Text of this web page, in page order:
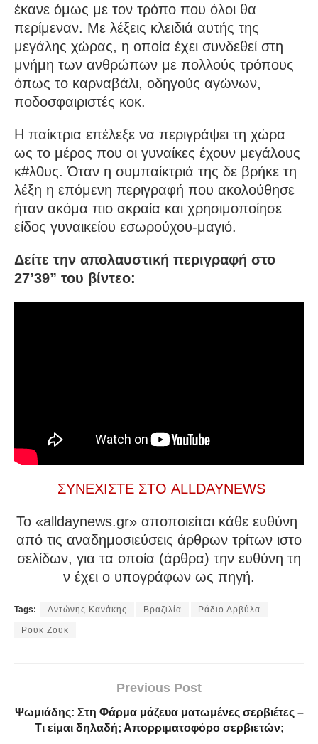
έκανε όμως με τον τρόπο που όλοι θα
περίμεναν. Με λέξεις κλειδιά αυτής της
μεγάλης χώρας, η οποία έχει συνδεθεί στη
μνήμη των ανθρώπων με πολλούς τρόπους
όπως το καρναβάλι, οδηγούς αγώνων,
ποδοσφαιριστές κοκ.
Η παίκτρια επέλεξε να περιγράψει τη χώρα
ως το μέρος που οι γυναίκες έχουν μεγάλους
κ#λ0υς. Όταν η συμπαίκτριά της δε βρήκε τη
λέξη η επόμενη περιγραφή που ακολούθησε
ήταν ακόμα πιο ακραία και χρησιμοποίησε
είδος γυναικείου εσωρούχου-μαγιό.
Δείτε την απολαυστική περιγραφή στο
27’39” του βίντεο:
ΣΥΝΕΧΙΣΤΕ ΣΤΟ ALLDAYNEWS
To «alldaynews.gr» αποποιείται κάθε ευθύνη
από τις αναδημοσιεύσεις άρθρων τρίτων ιστο
σελίδων, για τα οποία (άρθρα) την ευθύνη τη
ν έχει ο υπογράφων ως πηγή.
Tags: Αντώνης Κανάκης Βραζιλία Ράδιο Αρβύλα
Ρουκ Ζουκ
Previous Post
Ψωμιάδης: Στη Φάρμα μάζευα ματωμένες σερβιέτες –
Τι είμαι δηλαδή; Απορριματοφόρο σερβιετών;